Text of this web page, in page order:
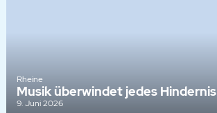
Rheine
Musik überwindet jedes Hindernis
9. Juni 2026